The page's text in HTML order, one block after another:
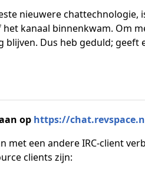
nieuwere chattechnologie,
kanaal binnenkwam. Om
Dus heb geduld;
op https://
een andere IRC-client
clients zijn: